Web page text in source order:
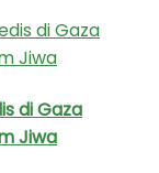
di Gaza
Jiwa